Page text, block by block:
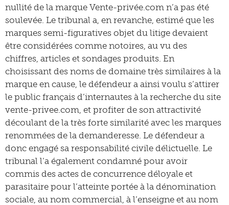
nullité de la marque Vente-privée.com n’a pas été
soulevée. Le tribunal a, en revanche, estimé que les
marques semi-figuratives objet du litige devaient
être considérées comme notoires, au vu des
chiffres, articles et sondages produits. En
choisissant des noms de domaine très similaires à la
marque en cause, le défendeur a ainsi voulu s’attirer
le public français d’internautes à la recherche du site
vente-privee.com, et profiter de son attractivité
découlant de la très forte similarité avec les marques
renommées de la demanderesse. Le défendeur a
donc engagé sa responsabilité civile délictuelle. Le
tribunal l’a également condamné pour avoir
commis des actes de concurrence déloyale et
parasitaire pour l’atteinte portée à la dénomination
sociale, au nom commercial, à l’enseigne et au nom